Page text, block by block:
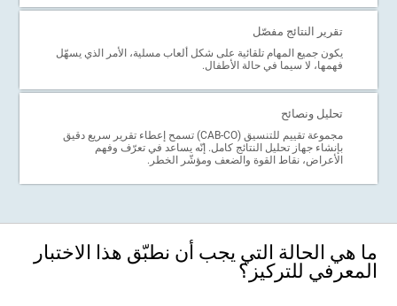
تقرير النتائج مفصّل
يكون جميع المهام تلقائية على شكل ألعاب مسلية، الأمر الذي يسهّل
فهمها، لا سيما في حالة الأطفال.
تحليل ونصائح
مجموعة تقييم للتنسيق (CAB-CO) تسمح إعطاء تقرير سريع دقيق
بإنشاء جهاز تحليل النتائج كامل. إنّه يساعد في تعرّف وفهم
الأعراض، نقاط القوة والضعف ومؤشّر الخطر.
ما هي الحالة التي يجب أن نطبّق هذا الاختبار
المعرفي للتركيز؟